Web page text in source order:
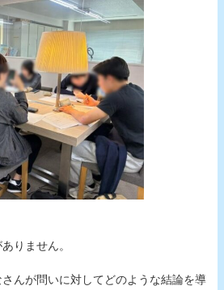
りません。
んが問いに対してどのような結論を導